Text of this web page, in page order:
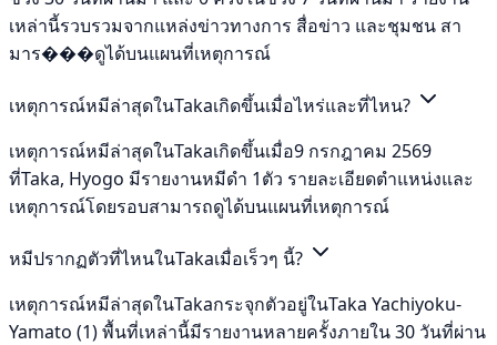
เหล่านี้รวบรวมจากแหล่งข่าวทางการ สื่อข่าว และชุมชน สา
มาร���ดูได้บนแผนที่เหตุการณ์
เหตุการณ์หมีล่าสุดในTakaเกิดขึ้นเมื่อไหร่และที่ไหน?
เหตุการณ์หมีล่าสุดในTakaเกิดขึ้นเมื่อ9 กรกฎาคม 2569
ที่Taka, Hyogo มีรายงานหมีดำ 1ตัว รายละเอียดตำแหน่งและ
เหตุการณ์โดยรอบสามารถดูได้บนแผนที่เหตุการณ์
หมีปรากฏตัวที่ไหนในTakaเมื่อเร็วๆ นี้?
เหตุการณ์หมีล่าสุดในTakaกระจุกตัวอยู่ในTaka Yachiyoku-
Yamato (1) พื้นที่เหล่านี้มีรายงานหลายครั้งภายใน 30 วันที่ผ่าน